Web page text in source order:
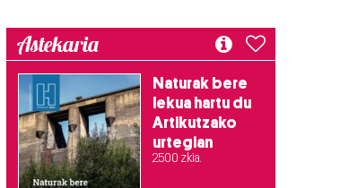
Astekaria
Naturak bere
lekua hartu du
Artikutzako
urtegian
2.500 zkia.